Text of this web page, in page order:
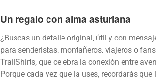
Un regalo con alma asturiana
¿Buscas un detalle original, útil y con
para senderistas, montañeros, viajeros o
TrailShirts, que celebra la conexión entre
Porque cada vez que la uses, recordarás